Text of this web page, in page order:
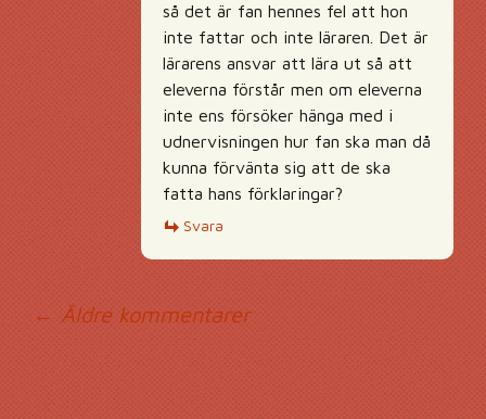
så det är fan hennes fel att hon
inte fattar och inte läraren. Det är
lärarens ansvar att lära ut så att
eleverna förstår men om eleverna
inte ens försöker hänga med i
udnervisningen hur fan ska man då
kunna förvänta sig att de ska
fatta hans förklaringar?
Svara
← Äldre kommentarer